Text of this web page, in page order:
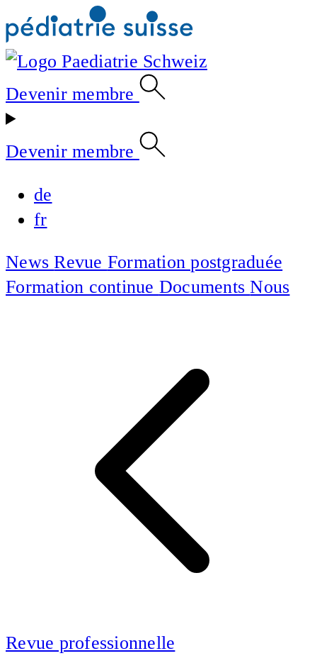
Devenir membre
Devenir membre
de
fr
NewsRevue Formation postgraduée
Formation continue DocumentsNous
Revue professionnelle